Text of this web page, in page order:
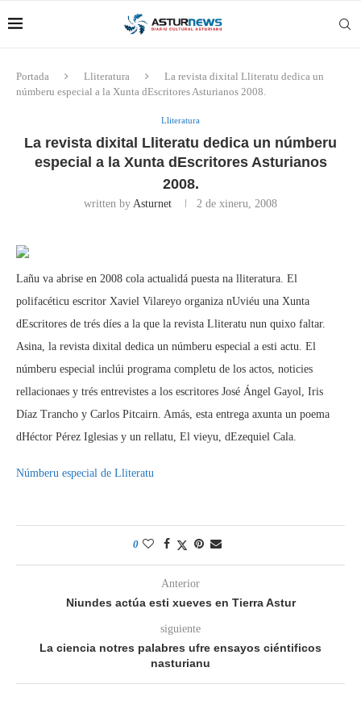
Portada Lliteratura
La revista dixital Lliteratu dedica un
númberu especial a la Xunta dEscritores Asturianos 2008.
Lliteratura
La revista dixital Lliteratu dedica un númberu
especial a la Xunta dEscritores Asturianos
2008.
written by Asturnet 2 de xineru, 2008
Lañu va abrise en 2008 cola actualidá puesta na lliteratura. El
polifacéticu escritor Xaviel Vilareyo organiza nUviéu una Xunta
dEscritores de trés díes a la que la revista Lliteratu nun quixo faltar.
Asina, la revista dixital dedica un númberu especial a esti actu. El
númberu especial inclúi programa completu de los actos, noticies
rellacionaes y trés entrevistes a los escritores José Ángel Gayol, Iris
Díaz Trancho y Carlos Pitcairn. Amás, esta entrega axunta un poema
dHéctor Pérez Iglesias y un rellatu, El vieyu, dEzequiel Cala.
Númberu especial de Lliteratu
0
Anterior
Niundes actúa esti xueves en Tierra Astur
siguiente
La ciencia notres palabres ufre ensayos ciéntificos
nasturianu